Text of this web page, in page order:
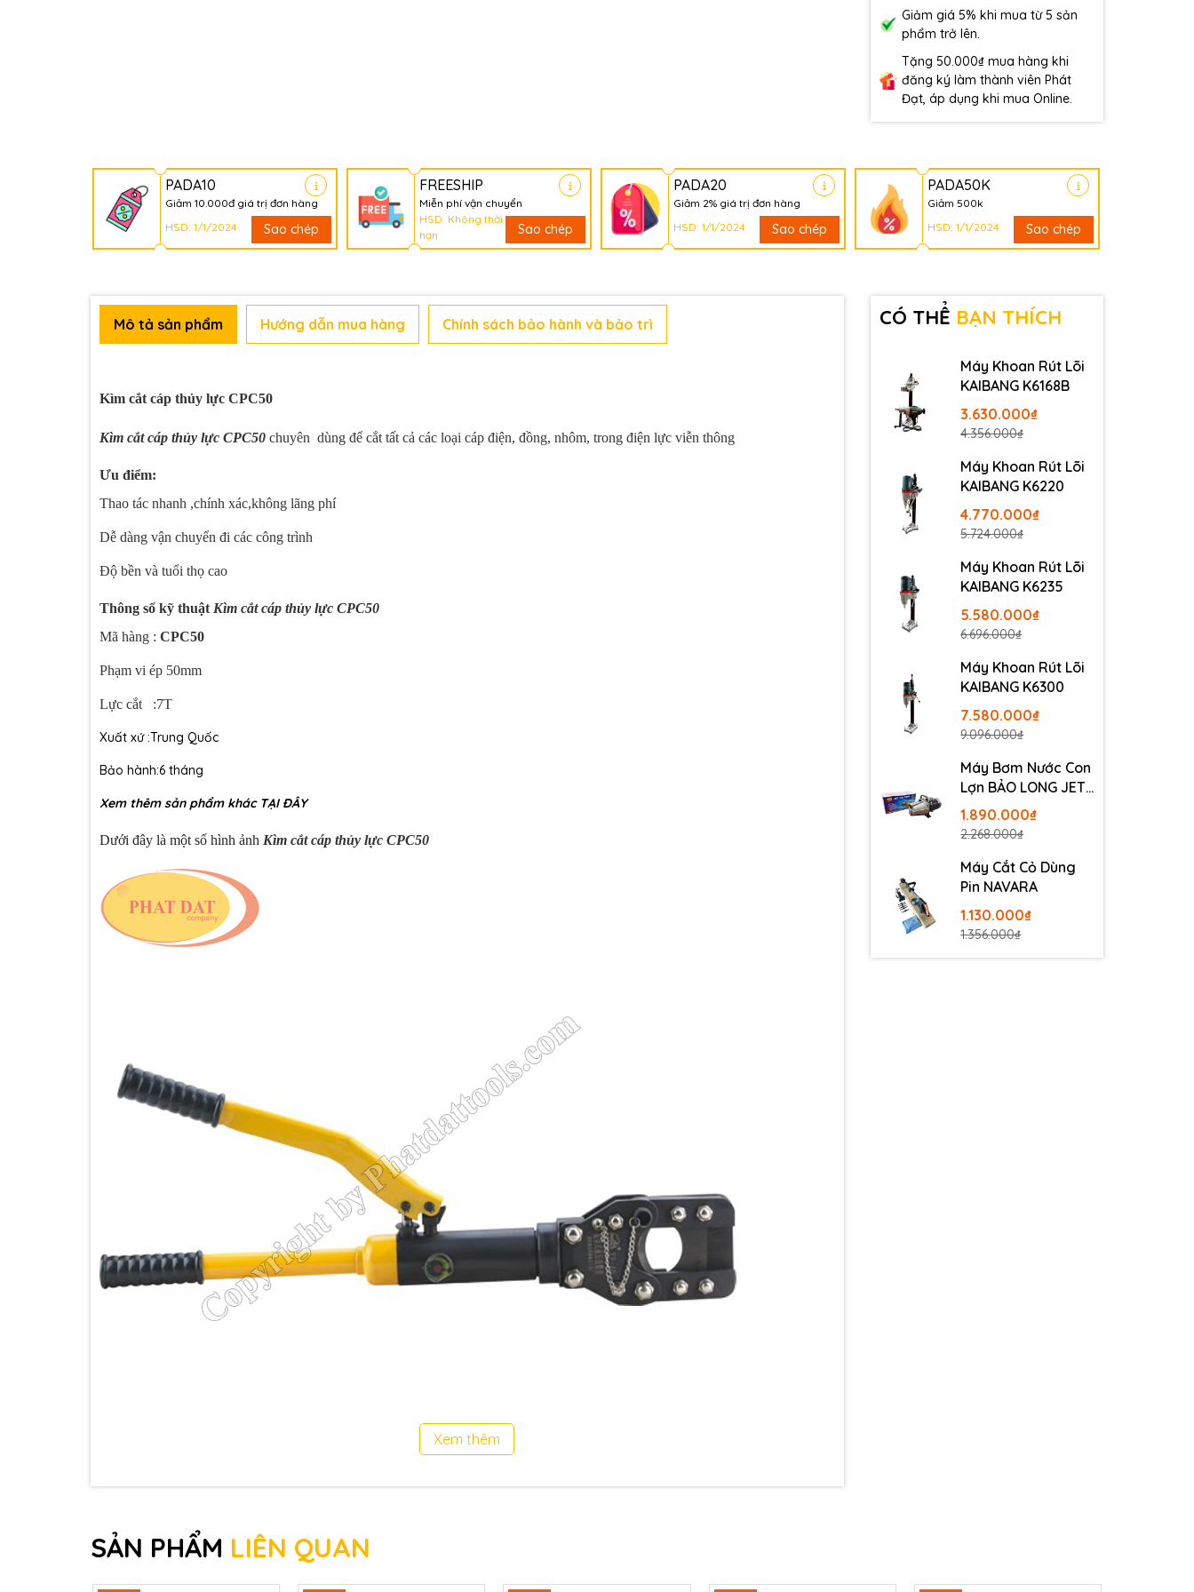
Giảm giá 5% khi mua từ 5 sản
phẩm trở lên.
Tặng 50.000₫ mua hàng khi
đăng ký làm thành viên Phát
Đạt, áp dụng khi mua Online.
PADA10
Giảm 10.000đ giá trị đơn hàng
HSD: 1/1/2024
Sao chép
FREESHIP
Miễn phí vận chuyển
HSD: Không thời
hạn
Sao chép
PADA20
Giảm 2% giá trị đơn hàng
HSD: 1/1/2024
Sao chép
PADA50K
Giảm 500k
HSD: 1/1/2024
Sao chép
Mô tả sản phẩm Hướng dẫn mua hàng Chính sách bảo hành và bảo trì
Kìm cắt cáp thủy lực CPC50
Kìm cắt cáp thủy lực CPC50 chuyên dùng để cắt tất cả các loại cáp điện, đồng, nhôm, trong điện lực viễn thông
Ưu điểm:
Thao tác nhanh ,chính xác,không lãng phí
Dễ dàng vận chuyển đi các công trình
Độ bền và tuổi thọ cao
Thông số kỹ thuậtKìm cắt cáp thủy lực CPC50
Mã hàng : CPC50
Phạm vi ép 50mm
Lực cắt :7T
Xuất xứ :Trung Quốc
Bảo hành:6 tháng
Xem thêm sản phẩm khác TẠI ĐÂY
Dưới đây là một số hình ảnh Kìm cắt cáp thủy lực CPC50
_ Sản phẩm được bảo hành theo phiếu bảo hành đi kèm
Xem thêm
CÓ THỂ BẠN THÍCH
Máy Khoan Rút Lõi
KAIBANG K6168B
3.630.000₫
4.356.000₫
Máy Khoan Rút Lõi
KAIBANG K6220
4.770.000₫
5.724.000₫
Máy Khoan Rút Lõi
KAIBANG K6235
5.580.000₫
6.696.000₫
Máy Khoan Rút Lõi
KAIBANG K6300
7.580.000₫
9.096.000₫
Máy Bơm Nước Con
Lợn BẢO LONG JET-
100
1.890.000₫
2.268.000₫
Máy Cắt Cỏ Dùng
Pin NAVARA
1.130.000₫
1.356.000₫
SẢN PHẨM LIÊN QUAN